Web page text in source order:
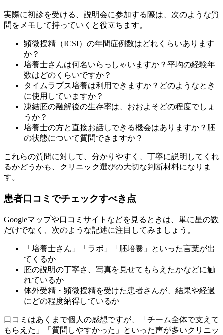
実際に初診を受ける、説明会に参加する際は、次のような質
問をメモして持っていくと役立ちます。
顕微授精（ICSI）の年間症例数はどれくらいあります
か？
培養士さんは何名いらっしゃいますか？平均の経験年
数はどのくらいですか？
タイムラプス培養は利用できますか？どのようなとき
に使用していますか？
凍結胚の融解後の生存率は、おおよそどの程度でしょ
うか？
培養士の方と直接お話しできる機会はありますか？胚
の状態について質問できますか？
これらの質問に対して、 分かりやすく、丁寧に説明してくれ
るかどうかも、クリニック選びの大切な判断材料になりま
す。
患者口コミでチェックすべき点
Googleマップや口コミサイトなどを見るときは、単に星の数
だけでなく、次のような記述に注目してみましょう。
「培養士さん」「ラボ」「胚培養」といった言葉が出
てくるか
胚の説明の丁寧さ、写真を見せてもらえたかなどに触
れているか
体外受精・顕微授精を受けた患者さんが、結果や経過
にどの程度納得しているか
口コミはあくまで個人の感想ですが、
「チーム全体で支えて
もらえた」「質問しやすかった」
といった声が多いクリニッ